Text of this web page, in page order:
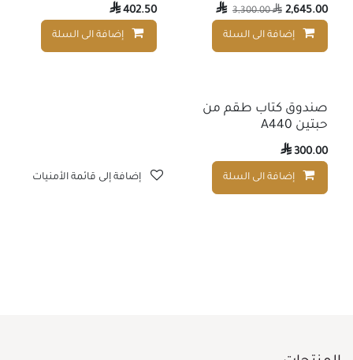
2,645.00
3,300.00
إضافة الى السلة إضافة إلى قائمة الأمنيات
402.50

إضافة الى السلة
صندوق كتاب طقم من
حبتين A440
300.00

إضافة الى السلة إضافة إلى قائمة الأمنيات